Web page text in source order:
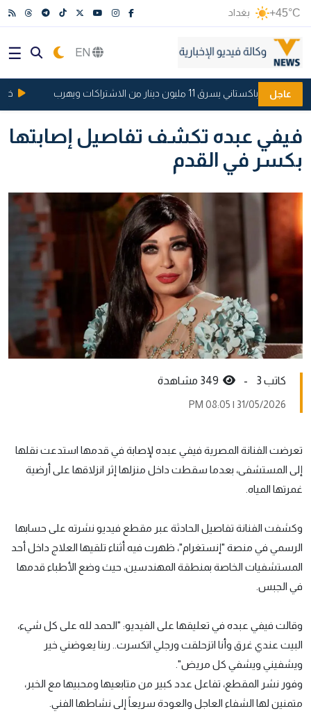
+45°C بغداد
عاجل
يسرق 11 مليون دينار من الاشتراكات ويهرب خلاف
فيفي عبده تكشف تفاصيل إصابتها
بكسر في القدم
كاتب 3 -
31/05/2026 | 08:05 PM
تعرضت الفنانة المصرية فيفي عبده لإصابة في قدمها استدعت نقلها
إلى المستشفى، بعدما سقطت داخل منزلها إثر انزلاقها على أرضية
غمرتها المياه.
وكشفت الفنانة تفاصيل الحادثة عبر مقطع فيديو نشرته على حسابها
الرسمي في منصة "إنستغرام"، ظهرت فيه أثناء تلقيها العلاج داخل أحد
المستشفيات الخاصة بمنطقة المهندسين، حيث وضع الأطباء قدمها
في الجبس.
وقالت فيفي عبده في تعليقها على الفيديو: "الحمد لله على كل شيء،
البيت عندي غرق وأنا اتزحلقت ورجلي اتكسرت.. ربنا يعوضني خير
ويشفيني ويشفي كل مريض".
وفور نشر المقطع، تفاعل عدد كبير من متابعيها ومحبيها مع الخبر،
متمنين لها الشفاء العاجل والعودة سريعاً إلى نشاطها الفني.